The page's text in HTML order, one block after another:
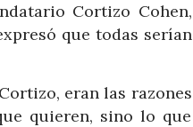
Cortizo Cohen,
que todas serían
eran las razones
quieren, sino lo que